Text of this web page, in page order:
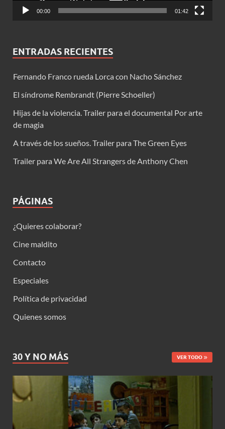
00:00 01:42
ENTRADAS RECIENTES
Fernando Franco rueda Lorca con Nacho Sánchez
El síndrome Rembrandt (Pierre Schoeller)
Hijas de la violencia. Trailer para el documental Por arte
de magia
A través de los sueños. Trailer para The Green Eyes
Trailer para We Are All Strangers de Anthony Chen
PÁGINAS
¿Quieres colaborar?
Cine maldito
Contacto
Especiales
Política de privacidad
Quienes somos
30 Y NO MÁS VER TODO